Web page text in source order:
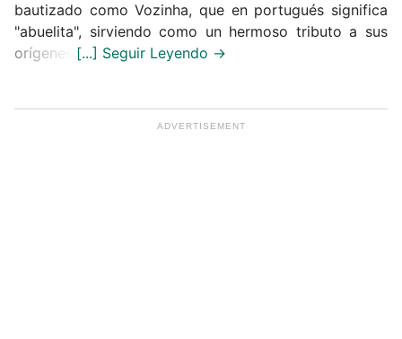
bautizado como Vozinha, que en portugués significa
"abuelita", sirviendo como un hermoso tributo a sus
orígenes.